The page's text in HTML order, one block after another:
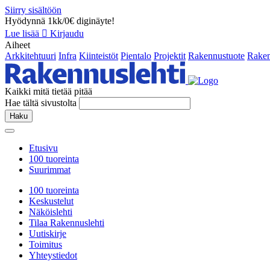
Siirry sisältöön
Hyödynnä 1kk/0€ diginäyte!
Lue lisää
Kirjaudu
Aiheet
Arkkitehtuuri Infra Kiinteistöt Pientalo Projektit Rakennustuote
Kaikki mitä tietää pitää
Hae tältä sivustolta
Haku
Etusivu
100 tuoreinta
Suurimmat
100 tuoreinta
Keskustelut
Näköislehti
Tilaa Rakennuslehti
Uutiskirje
Toimitus
Yhteystiedot